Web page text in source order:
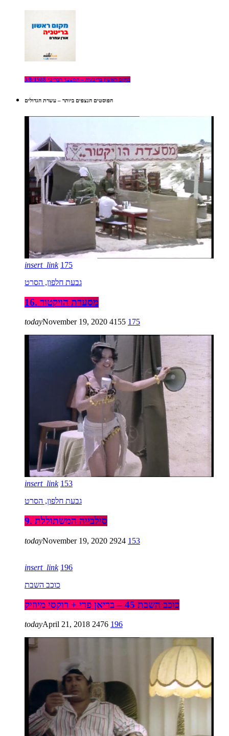
מקום ראשון בריטניה – המצעד הבריטי 3/8/1988
הפוסטים הנצפים ביותר – עשרת הגדולים
insert_link 175
גבעת חלפון, הסרט
16. מסעדת הויקטור
todayNovember 19, 2020 4155 175
insert_link 153
גבעת חלפון, הסרט
9. סילבייה המשתוללת
todayNovember 19, 2020 2924 153
insert_link 196
כוכב השבת
כוכב השבת 45 – בריאן פרי + רוקסי מיוזיק
todayApril 21, 2018 2476 196